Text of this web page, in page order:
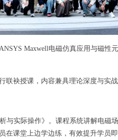
Maxwell电磁仿真应用与磁性
袂授课，内容兼具理论深度与实
与实际操作》。课程系统讲解电磁
课堂上边学边练，有效提升学员即